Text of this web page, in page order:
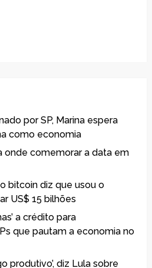
por SP, Marina espera
como economia
onde comemorar a data em
bitcoin diz que usou o
US$ 15 bilhões
a crédito para
que pautam a economia no
produtivo’, diz Lula sobre